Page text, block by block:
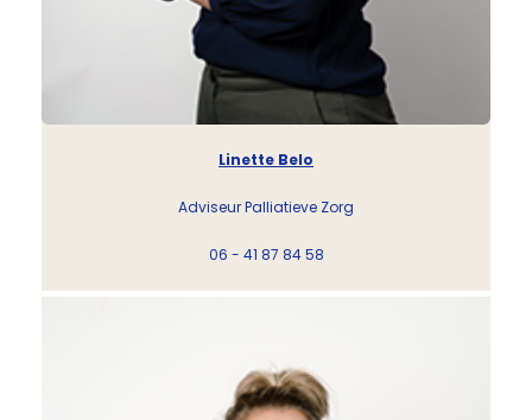
Linette Belo
Adviseur Palliatieve Zorg
06 - 41 87 84 58